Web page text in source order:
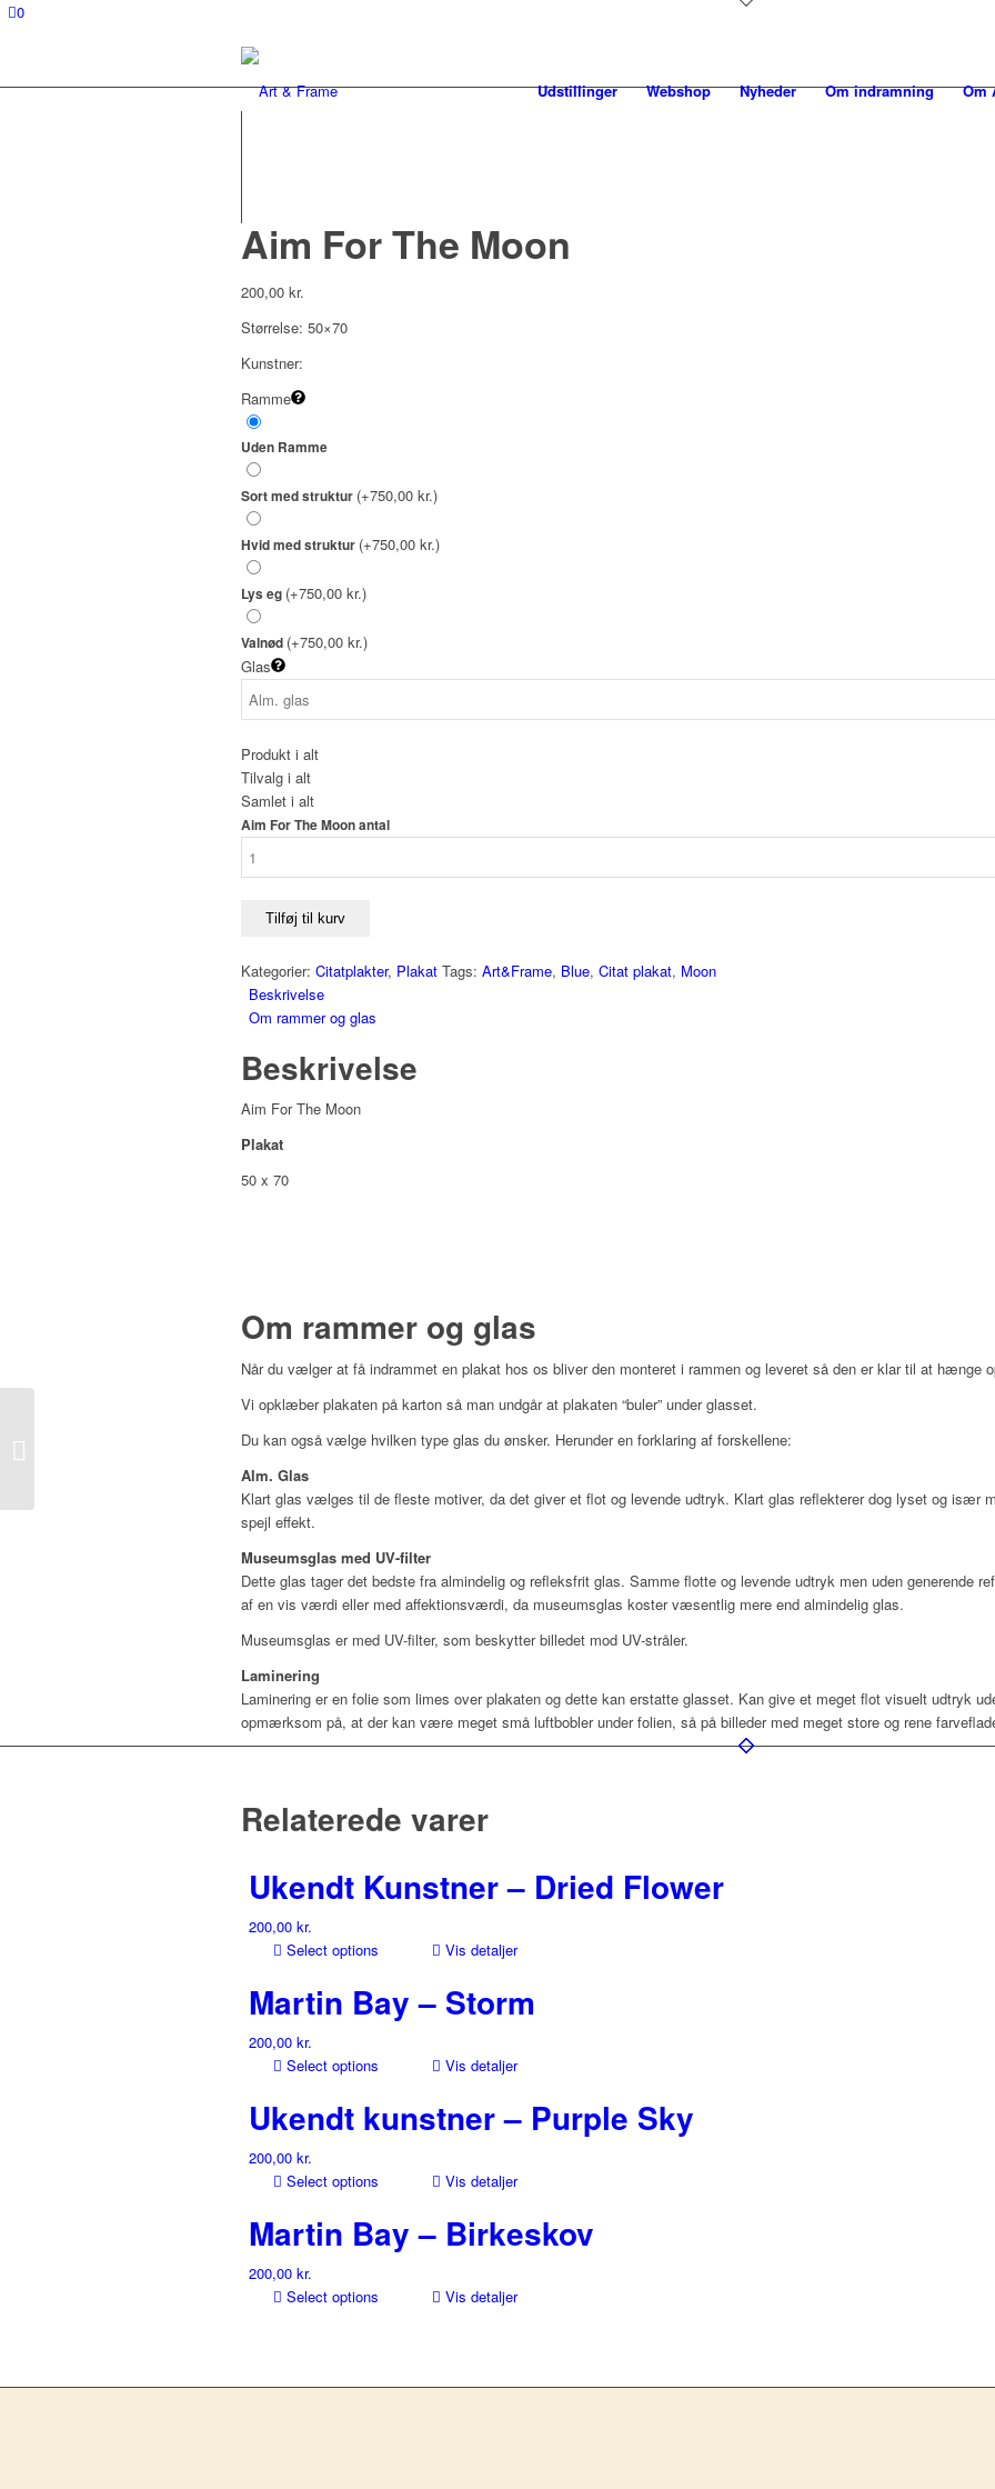
0
Udstillinger Webshop Nyheder Om indramning Om
Aim For The Moon
200,00 kr.
Størrelse: 50×70
Kunstner:
Ramme
Uden Ramme
Sort med struktur (+750,00 kr.)
Hvid med struktur (+750,00 kr.)
Lys eg (+750,00 kr.)
Valnød (+750,00 kr.)
Glas
Produkt i alt
Tilvalg i alt
Samlet i alt
Aim For The Moon antal
Tilføj til kurv
Kategorier: Citatplakter, Plakat Tags: Art&Frame, Blue, Citat plakat, Moon
Beskrivelse
Om rammer og glas
Beskrivelse
Aim For The Moon
Plakat
50 x 70
Om rammer og glas
Når du vælger at få indrammet en plakat hos os bliver den monteret i rammen og leveret så den er klar til at hænge
Vi opklæber plakaten på karton så man undgår at plakaten “buler” under glasset.
Du kan også vælge hvilken type glas du ønsker. Herunder en forklaring af forskellene:
Alm. Glas
Klart glas vælges til de fleste motiver, da det giver et flot og levende udtryk. Klart glas reflekterer dog lyset og især
spejl effekt.
Museumsglas med UV-filter
Dette glas tager det bedste fra almindelig og refleksfrit glas. Samme flotte og levende udtryk men uden generende
af en vis værdi eller med affektionsværdi, da museumsglas koster væsentlig mere end almindelig glas.
Museumsglas er med UV-filter, som beskytter billedet mod UV-stråler.
Laminering
Laminering er en folie som limes over plakaten og dette kan erstatte glasset. Kan give et meget flot visuelt udtryk
opmærksom på, at der kan være meget små luftbobler under folien, så på billeder med meget store og rene
Relaterede varer
Ukendt Kunstner – Dried Flower
200,00 kr.
Select options
Vis detaljer
Martin Bay – Storm
200,00 kr.
Select options
Vis detaljer
Ukendt kunstner – Purple Sky
200,00 kr.
Select options
Vis detaljer
Martin Bay – Birkeskov
200,00 kr.
Select options
Vis detaljer